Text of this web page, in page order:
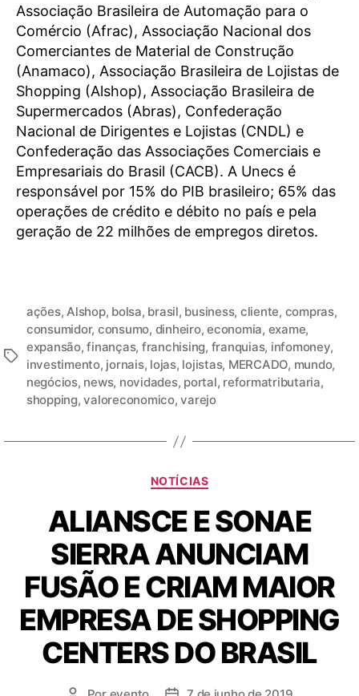
Associação Brasileira de Automação para o
Comércio (Afrac), Associação Nacional dos
Comerciantes de Material de Construção
(Anamaco), Associação Brasileira de Lojistas de
Shopping (Alshop), Associação Brasileira de
Supermercados (Abras), Confederação
Nacional de Dirigentes e Lojistas (CNDL) e
Confederação das Associações Comerciais e
Empresariais do Brasil (CACB). A Unecs é
responsável por 15% do PIB brasileiro; 65% das
operações de crédito e débito no país e pela
geração de 22 milhões de empregos diretos.
ações,Alshop, bolsa, brasil, business, cliente, compras,
consumidor, consumo, dinheiro,economia, exame,
expansão,finanças, franchising, franquias, infomoney,
investimento, jornais, lojas, lojistas, MERCADO, mundo,
negócios, news, novidades, portal, reformatributaria,
shopping,valoreconomico,varejo
NOTÍCIAS
ALIANSCE E SONAE
SIERRA ANUNCIAM
FUSÃO E CRIAM MAIOR
EMPRESA DE SHOPPING
CENTERS DO BRASIL